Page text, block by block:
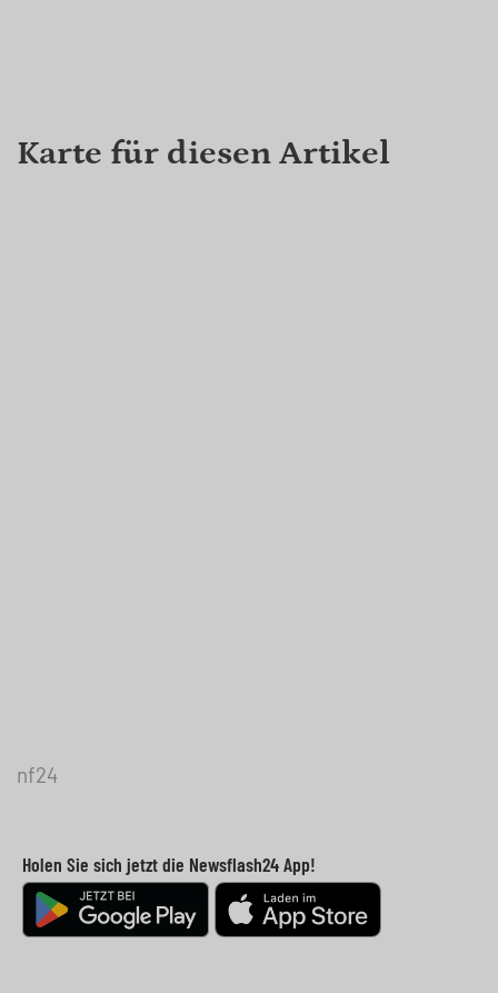
Karte für diesen Artikel
nf24
Holen Sie sich jetzt die Newsflash24 App!